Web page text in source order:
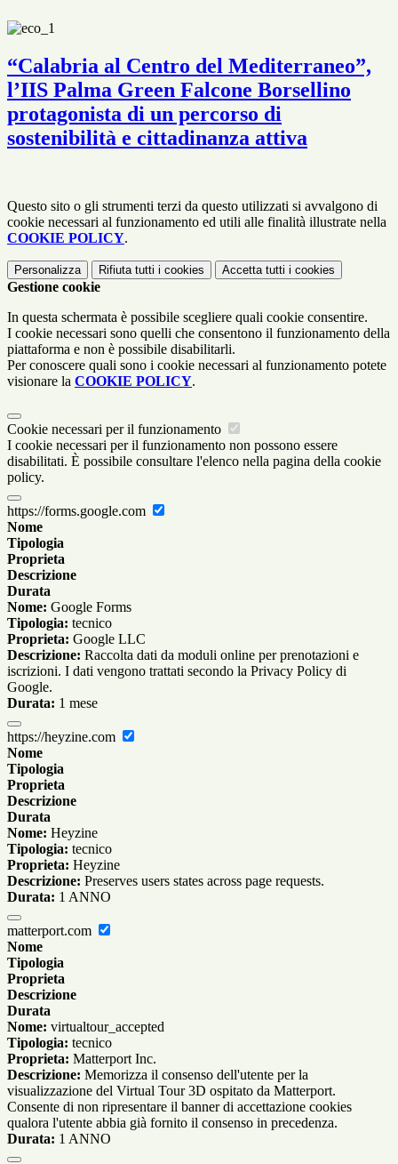
“Calabria al Centro del Mediterraneo”,
l’IIS Palma Green Falcone Borsellino
protagonista di un percorso di
sostenibilità e cittadinanza attiva
Questo sito o gli strumenti terzi da questo utilizzati si avvalgono di
cookie necessari al funzionamento ed utili alle finalità illustrate nella
COOKIE POLICY.
Personalizza Rifiuta tutti i cookies Accetta tutti i cookies
Gestione cookie
In questa schermata è possibile scegliere quali cookie consentire.
I cookie necessari sono quelli che consentono il funzionamento della
piattaforma e non è possibile disabilitarli.
Per conoscere quali sono i cookie necessari al funzionamento potete
visionare la COOKIE POLICY.
Cookie necessari per il funzionamento
I cookie necessari per il funzionamento non possono essere
disabilitati. È possibile consultare l'elenco nella pagina della cookie
policy.
https://forms.google.com
Nome
Tipologia
Proprieta
Descrizione
Durata
Nome: Google Forms
Tipologia: tecnico
Proprieta: Google LLC
Descrizione: Raccolta dati da moduli online per prenotazioni e
iscrizioni. I dati vengono trattati secondo la Privacy Policy di
Google.
Durata: 1 mese
https://heyzine.com
Nome
Tipologia
Proprieta
Descrizione
Durata
Nome: Heyzine
Tipologia: tecnico
Proprieta: Heyzine
Descrizione: Preserves users states across page requests.
Durata: 1 ANNO
matterport.com
Nome
Tipologia
Proprieta
Descrizione
Durata
Nome: virtualtour_accepted
Tipologia: tecnico
Proprieta: Matterport Inc.
Descrizione: Memorizza il consenso dell'utente per la
visualizzazione del Virtual Tour 3D ospitato da Matterport.
Consente di non ripresentare il banner di accettazione cookies
qualora l'utente abbia già fornito il consenso in precedenza.
Durata: 1 ANNO